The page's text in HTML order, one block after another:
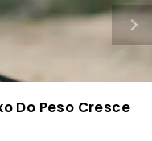
Do Peso Cresce